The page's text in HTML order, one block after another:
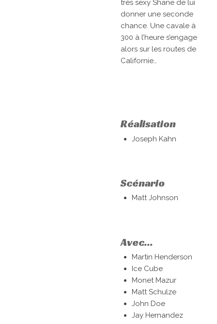
très sexy Shane de lui
donner une seconde
chance. Une cavale à
300 à l’heure s’engage
alors sur les routes de
Californie…
Réalisation
Joseph Kahn
Scénario
Matt Johnson
Avec...
Martin Henderson
Ice Cube
Monet Mazur
Matt Schulze
John Doe
Jay Hernandez